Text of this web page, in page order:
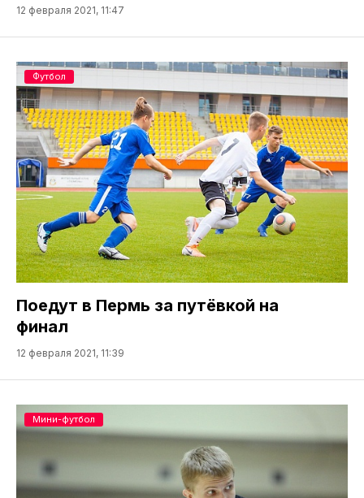
12 февраля 2021, 11:47
Поедут в Пермь за путёвкой на
финал
12 февраля 2021, 11:39
Футбол
Мини-футбол